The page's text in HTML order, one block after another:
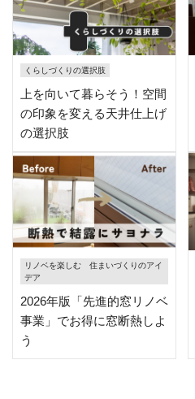
くらしづくりの選択肢
上を向いて暮らそう！空間
の印象を変える天井仕上げ
の選択肢
リノベを楽しむ 住まいづくりのアイ
デア
2026年版「先進的窓リノベ
事業」でお得に窓断熱しよ
う